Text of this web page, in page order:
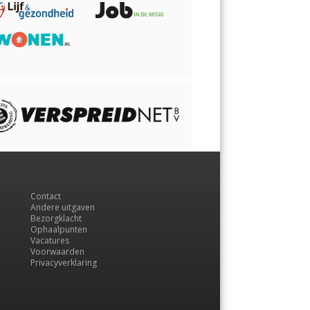
Contact
Andere uitgaven
Bezorgklacht
Ophaalpunten
Vacatures
Voorwaarden
Privacyverklaring